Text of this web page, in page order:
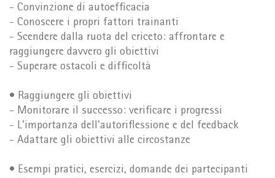
- Convinzione di autoefficacia
- Conoscere i propri fattori trainanti
- Scendere dalla ruota del criceto: affrontare e
raggiungere davvero gli obiettivi
- Superare ostacoli e difficoltà
• Raggiungere gli obiettivi
- Monitorare il successo: verificare i progressi
- L'importanza dell'autoriflessione e del feedback
- Adattare gli obiettivi alle circostanze
• Esempi pratici, esercizi, domande dei partecipanti